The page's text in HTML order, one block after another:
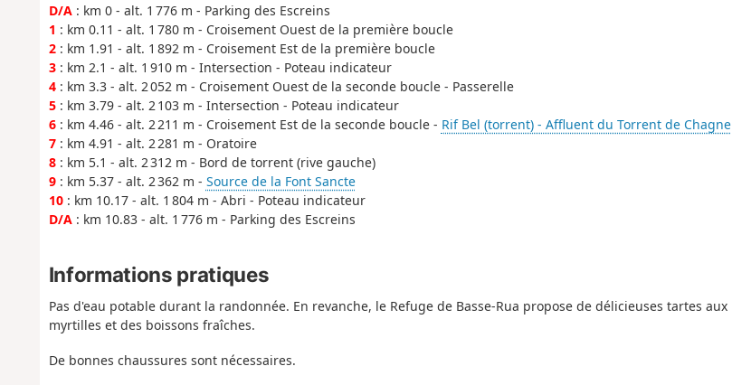
D/A: km 0 - alt. 1 776 m - Parking des Escreins
1 : km 0.11 - alt. 1 780 m - Croisement Ouest de la première boucle
2: km 1.91 - alt. 1 892 m - Croisement Est de la première boucle
3: km 2.1 - alt. 1 910 m - Intersection - Poteau indicateur
4: km 3.3 - alt. 2 052 m - Croisement Ouest de la seconde boucle - Passerelle
5: km 3.79 - alt. 2 103 m - Intersection - Poteau indicateur
6: km 4.46 - alt. 2 211 m - Croisement Est de la seconde boucle - Rif Bel (torrent) - Affluent du Torrent de Chagne
7: km 4.91 - alt. 2 281 m - Oratoire
8: km 5.1 - alt. 2 312 m - Bord de torrent (rive gauche)
9: km 5.37 - alt. 2 362 m - Source de la Font Sancte
10: km 10.17 - alt. 1 804 m - Abri - Poteau indicateur
D/A: km 10.83 - alt. 1 776 m - Parking des Escreins
Informations pratiques
Pas d'eau potable durant la randonnée. En revanche, le Refuge de Basse-Rua propose de délicieuses tartes aux
myrtilles et des boissons fraîches.
De bonnes chaussures sont nécessaires.